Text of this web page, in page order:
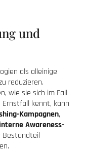
und
als alleinige
reduzieren.
wie sie sich im Fall
kennt, kann
Kampagnen,
interne Awareness-
Bestandteil